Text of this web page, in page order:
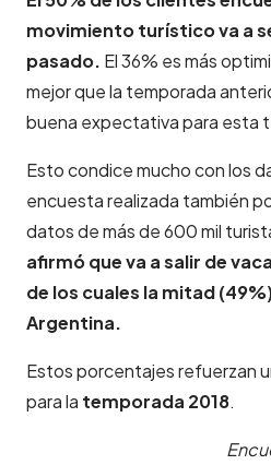
movimiento turístico va a
pasado. El 36% es más
mejor que la temporada
buena expectativa para esta
Esto condice mucho con los
encuesta realizada también
datos de más de 600 mil
afirmó que va a salir de
de los cuales la mitad
Argentina.
Estos porcentajesrefuerzan
parala temporada 2018.
Encuesta a